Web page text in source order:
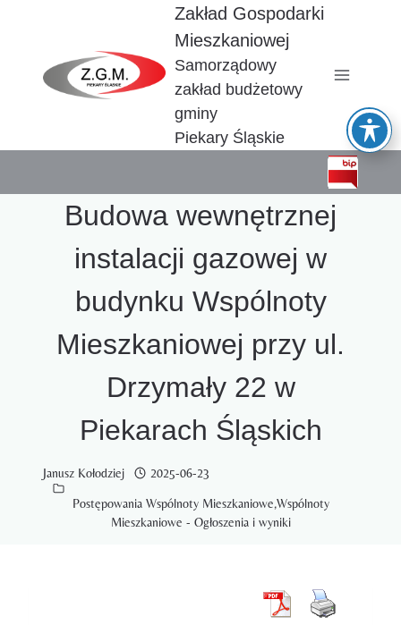
Zakład Gospodarki
Mieszkaniowej
Samorządowy
zakład budżetowy
gminy
Piekary Śląskie
Budowa wewnętrznej
instalacji gazowej w
budynku Wspólnoty
Mieszkaniowej przy ul.
Drzymały 22 w
Piekarach Śląskich
Janusz Kołodziej 2025-06-23
Postępowania Wspólnoty Mieszkaniowe,Wspólnoty
Mieszkaniowe - Ogłoszenia i wyniki